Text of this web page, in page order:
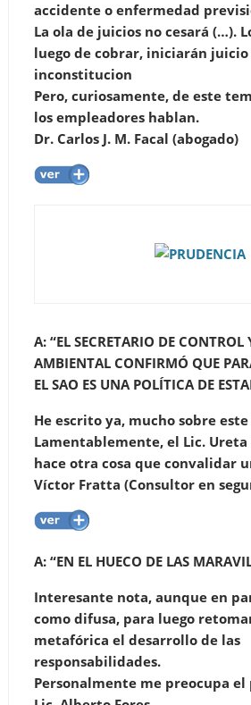
accidente o enfermedad
La ola de juicios no cesará (…).
luego de cobrar, iniciarán
inconstitucion
Pero, curiosamente, de este
los empleadores hablan.
Dr. Carlos J. M. Facal (abogado)
A: “EL SECRETARIO DE
AMBIENTAL CONFIRMÓ QUE
EL SAO ES UNA POLÍTICA DE
He escrito ya, mucho sobre
Lamentablemente, el Lic. Ureta
hace otra cosa que convalidar
Víctor Fratta (Consultor en
A: “EN EL HUECO DE LAS
Interesante nota, aunque en
como difusa, para luego
metafórica el desarrollo de las
responsabilidades.
Personalmente me preocupa